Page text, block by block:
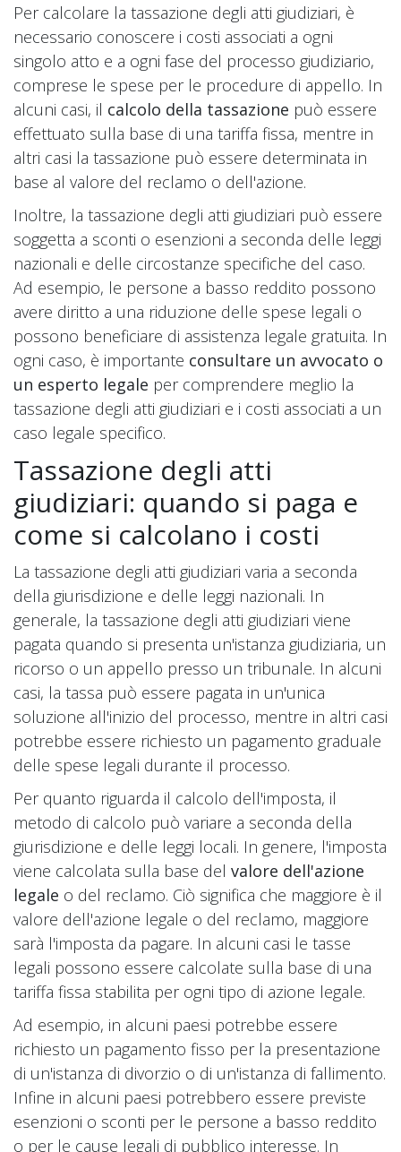
Per calcolare la tassazione degli atti giudiziari, è
necessario conoscere i costi associati a ogni
singolo atto e a ogni fase del processo giudiziario,
comprese le spese per le procedure di appello. In
alcuni casi, il calcolo della tassazione può essere
effettuato sulla base di una tariffa fissa, mentre in
altri casi la tassazione può essere determinata in
base al valore del reclamo o dell'azione.
Inoltre, la tassazione degli atti giudiziari può essere
soggetta a sconti o esenzioni a seconda delle leggi
nazionali e delle circostanze specifiche del caso.
Ad esempio, le persone a basso reddito possono
avere diritto a una riduzione delle spese legali o
possono beneficiare di assistenza legale gratuita. In
ogni caso, è importante consultare un avvocato o
un esperto legale per comprendere meglio la
tassazione degli atti giudiziari e i costi associati a un
caso legale specifico.
Tassazione degli atti
giudiziari: quando si paga e
come si calcolano i costi
La tassazione degli atti giudiziari varia a seconda
della giurisdizione e delle leggi nazionali. In
generale, la tassazione degli atti giudiziari viene
pagata quando si presenta un'istanza giudiziaria, un
ricorso o un appello presso un tribunale. In alcuni
casi, la tassa può essere pagata in un'unica
soluzione all'inizio del processo, mentre in altri casi
potrebbe essere richiesto un pagamento graduale
delle spese legali durante il processo.
Per quanto riguarda il calcolo dell'imposta, il
metodo di calcolo può variare a seconda della
giurisdizione e delle leggi locali. In genere, l'imposta
viene calcolata sulla base del valore dell'azione
legale o del reclamo. Ciò significa che maggiore è il
valore dell'azione legale o del reclamo, maggiore
sarà l'imposta da pagare. In alcuni casi le tasse
legali possono essere calcolate sulla base di una
tariffa fissa stabilita per ogni tipo di azione legale.
Ad esempio, in alcuni paesi potrebbe essere
richiesto un pagamento fisso per la presentazione
di un'istanza di divorzio o di un'istanza di fallimento.
Infine in alcuni paesi potrebbero essere previste
esenzioni o sconti per le persone a basso reddito
o per le cause legali di pubblico interesse. In